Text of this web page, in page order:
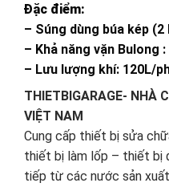
Đặc điểm:
– Súng dùng búa kép (2
– Khả năng vặn Bulong :
– Lưu lượng khí: 120L/
THIETBIGARAGE- NHÀ
VIỆT NAM
Cung cấp thiết bị sửa
thiết bị làm lốp – thiết bị
tiếp từ các nước sản